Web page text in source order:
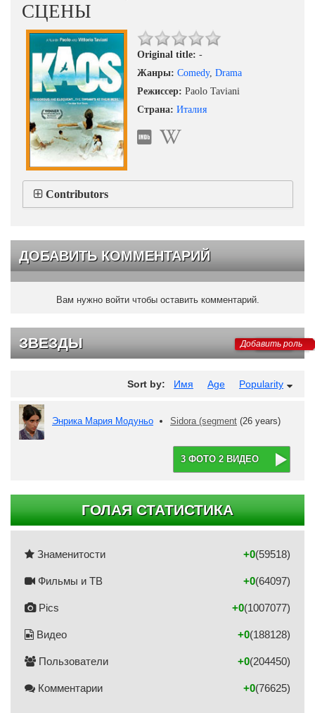
СЦЕНЫ
Original title: -
Жанры: Comedy, Drama
Режиссер: Paolo Taviani
Страна: Италия
Contributors
ДОБАВИТЬ КОММЕНТАРИЙ
Вам нужно войти чтобы оставить комментарий.
ЗВЕЗДЫ Добавить роль
Sort by: Имя Age Popularity
Энрика Мария Модуньо Sidora (segment (26 years)
3 ФОТО 2 ВИДЕО
ГОЛАЯ СТАТИСТИКА
Знаменитости (59518)
+0
Фильмы и ТВ (64097)
+0
Pics (1007077)
+0
Видео (188128)
+0
Пользователи (204450)
+0
Комментарии (76625)
+0